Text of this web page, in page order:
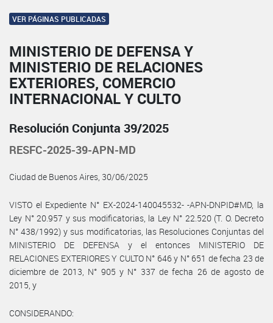
VER PÁGINAS PUBLICADAS
MINISTERIO DE DEFENSA Y
MINISTERIO DE RELACIONES
EXTERIORES, COMERCIO
INTERNACIONAL Y CULTO
Resolución Conjunta 39/2025
RESFC-2025-39-APN-MD
Ciudad de Buenos Aires, 30/06/2025
VISTO el Expediente N° EX-2024-140045532- -APN-DNPID#MD, la
Ley N° 20.957 y sus modificatorias, la Ley N° 22.520 (T. O. Decreto
N° 438/1992) y sus modificatorias, las Resoluciones Conjuntas del
MINISTERIO DE DEFENSA y el entonces MINISTERIO DE
RELACIONES EXTERIORES Y CULTO N° 646 y N° 651 de fecha 23 de
diciembre de 2013, N° 905 y N° 337 de fecha 26 de agosto de
2015, y
CONSIDERANDO: